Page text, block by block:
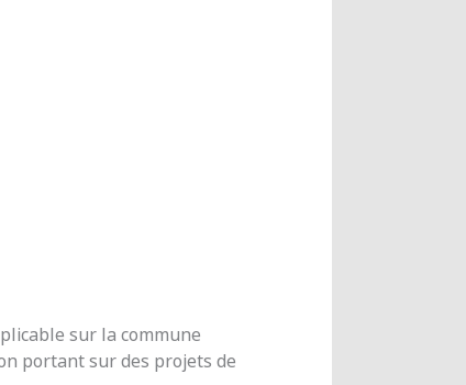
sur la commune
portant sur des projets de